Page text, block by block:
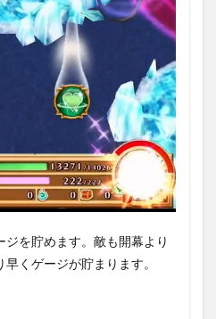
を貯めます。敵も開幕より
くゲージが貯まります。